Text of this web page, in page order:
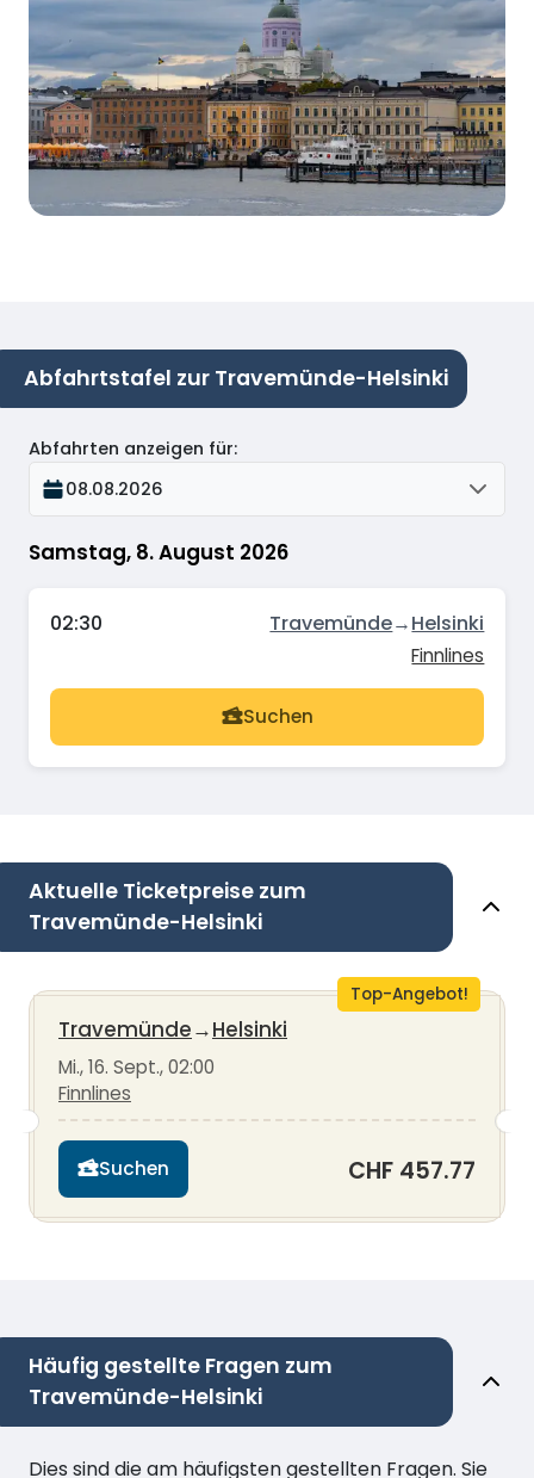
Abfahrtstafel zur Travemünde-Helsinki
Samstag, 8. August 2026
Abfahrten anzeigen für:
08.08.2026
02:30 Travemünde→Helsinki
Finnlines
Suchen
Aktuelle Ticketpreise zum
Travemünde-Helsinki
Top-Angebot!
Travemünde→Helsinki
Mi., 16. Sept., 02:00
Finnlines
Suchen CHF 457.77
Häufig gestellte Fragen zum
Travemünde-Helsinki
Dies sind die am häufigsten gestellten Fragen. Sie